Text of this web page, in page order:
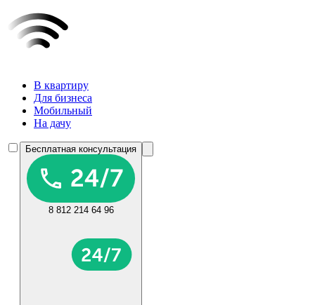
В квартиру
Для бизнеса
Мобильный
На дачу
Бесплатная консультация
8 812 214 64 96